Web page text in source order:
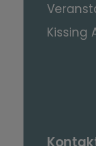
Kissing